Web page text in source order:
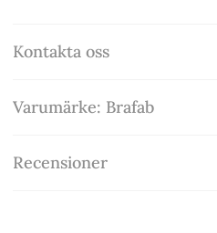
Kontakta oss
Varumärke: Brafab
Recensioner